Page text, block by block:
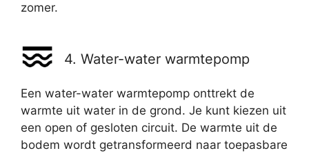
zomer.
4. Water-water warmtepomp
Een water-water warmtepomp onttrekt de
warmte uit water in de grond. Je kunt kiezen uit
een open of gesloten circuit. De warmte uit de
bodem wordt getransformeerd naar toepasbare